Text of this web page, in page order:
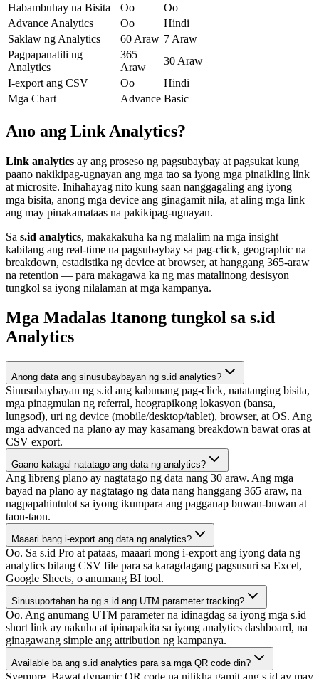
Habambuhay na Bisita
Oo
Oo
Advance Analytics
Oo
Hindi
Saklaw ng Analytics
60 Araw 7 Araw
Pagpapanatili ng
Analytics
365
Araw
30 Araw
I-export ang CSV
Oo
Hindi
Mga Chart
Advance Basic
Ano ang Link Analytics?
Link analytics ay ang proseso ng pagsubaybay at pagsukat kung
paano nakikipag-ugnayan ang mga tao sa iyong mga pinaikling link
at microsite. Inihahayag nito kung saan nanggagaling ang iyong
mga bisita, anong mga device ang ginagamit nila, at aling mga link
ang may pinakamataas na pakikipag-ugnayan.
Sa s.id analytics, makakakuha ka ng malalim na mga insight
kabilang ang real-time na pagsubaybay sa pag-click, geographic na
breakdown, estadistika ng device at browser, at hanggang 365-araw
na retention — para makagawa ka ng mas matalinong desisyon
tungkol sa iyong nilalaman at mga kampanya.
Mga Madalas Itanong tungkol sa s.id
Analytics
Anong data ang sinusubaybayan ng s.id analytics?
Sinusubaybayan ng s.id ang kabuuang pag-click, natatanging bisita,
mga pinagmulan ng referral, heograpikong lokasyon (bansa,
lungsod), uri ng device (mobile/desktop/tablet), browser, at OS. Ang
mga advanced na plano ay may kasamang breakdown bawat oras at
CSV export.
Gaano katagal natatago ang data ng analytics?
Ang libreng plano ay nagtatago ng data nang 30 araw. Ang mga
bayad na plano ay nagtatago ng data nang hanggang 365 araw, na
nagpapahintulot sa iyong ikumpara ang pagganap buwan-buwan at
taon-taon.
Maaari bang i-export ang data ng analytics?
Oo. Sa s.id Pro at pataas, maaari mong i-export ang iyong data ng
analytics bilang CSV file para sa karagdagang pagsusuri sa Excel,
Google Sheets, o anumang BI tool.
Sinusuportahan ba ng s.id ang UTM parameter tracking?
Oo. Ang anumang UTM parameter na idinagdag sa iyong mga s.id
short link ay nakuha at ipinapakita sa iyong analytics dashboard, na
ginagawang simple ang attribution ng kampanya.
Available ba ang s.id analytics para sa mga QR code din?